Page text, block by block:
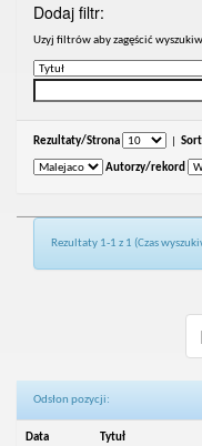
Dodaj filtr:
Uzyj filtrów aby zagęścić
Rezultaty/Strona
Autorzy/rekord
Rezultaty 1-1 z 1 (Czas
Odsłon pozycji:
Data
Tytuł